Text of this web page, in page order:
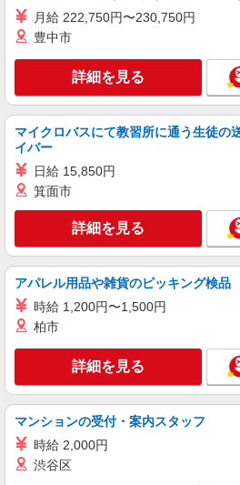
派遣社員
善は急げ≫≫≫履歴
病院で看護助手急募
時給1600円〜
通費全支給(ガソリン
株式会社kotrio /●SI-H-2024107
高収入を目指した
1.2万〜可！看護助手
時給1600円〜
東松山市内 ★面
キープ
派遣社員
株式会社kotrio /●SI-H-1811628
≪東松山市≫16時帰
月給 222,750円〜230,750円
豊中市
詳細を見る
マイクロバスにて教習所に通う生徒の
イバー
日給 15,850円
箕面市
詳細を見る
アパレル用品や雑貨のピッキング検品
時給 1,200円〜1,500円
柏市
詳細を見る
マンションの受付・案内スタッフ
時給 2,000円
渋谷区